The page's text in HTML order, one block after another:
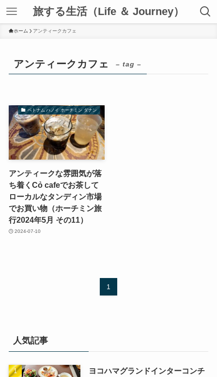
旅する生活（Life ＆ Journey）
ホーム アンティークカフェ
アンティークカフェ – tag –
ベトナム ハノイ ホーチミン ダナン
アンティークな雰囲気が落
ち着くCỏ cafeでお茶して
ローカルなタンディン市場
でお買い物（ホーチミン旅
行2024年5月 その11）
2024-07-10
1
人気記事
ヨコハマグランドインターコンチ